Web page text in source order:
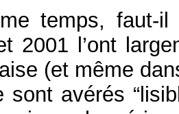
temps, faut-
2001 l’ont
(et même
sont avérés